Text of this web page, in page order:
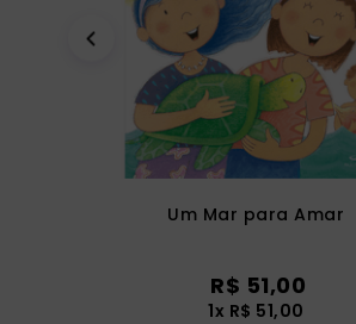
Um Mar para Amar
R$ 51,00
1x R$ 51,00